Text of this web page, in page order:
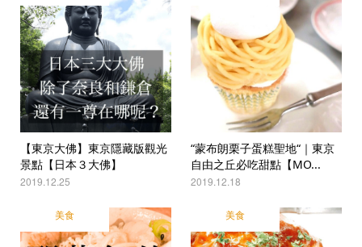
【東京大佛】東京隱藏版觀光
景點【日本３大佛】
2019.12.25
“蒙布朗栗子蛋糕聖地“｜東京
自由之丘必吃甜點【MO...
2019.12.18
美食 美食